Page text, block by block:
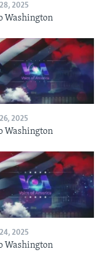
2025
Washington
2025
Washington
2025
Washington